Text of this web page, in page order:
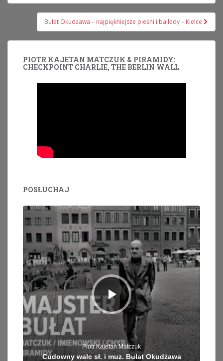
Bułat Okudżawa – najpiękniejsze pieśni i ballady – Kielce
PIOTR KAJETAN MATCZUK & PIRAMIDY:
CHECKPOINT CHARLIE, THE BERLIN WALL
POSŁUCHAJ
Odtwarzacz
dźwiękowych
Piotr Kajetan Matczuk
Cudowny walc sł. i muz. Bułat Okudżawa